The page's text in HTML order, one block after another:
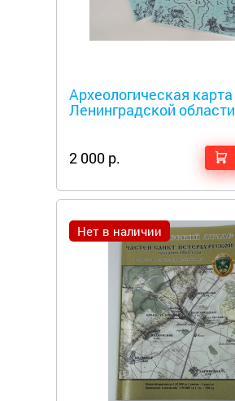
Археологическая карта
Ленинградской
2 000 р.
Нет в наличии